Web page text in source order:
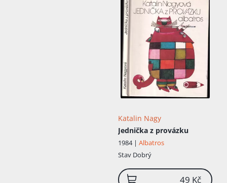
Katalin Nagy
Jednička z provázku
1984 | Albatros
Stav Dobrý
49 Kč